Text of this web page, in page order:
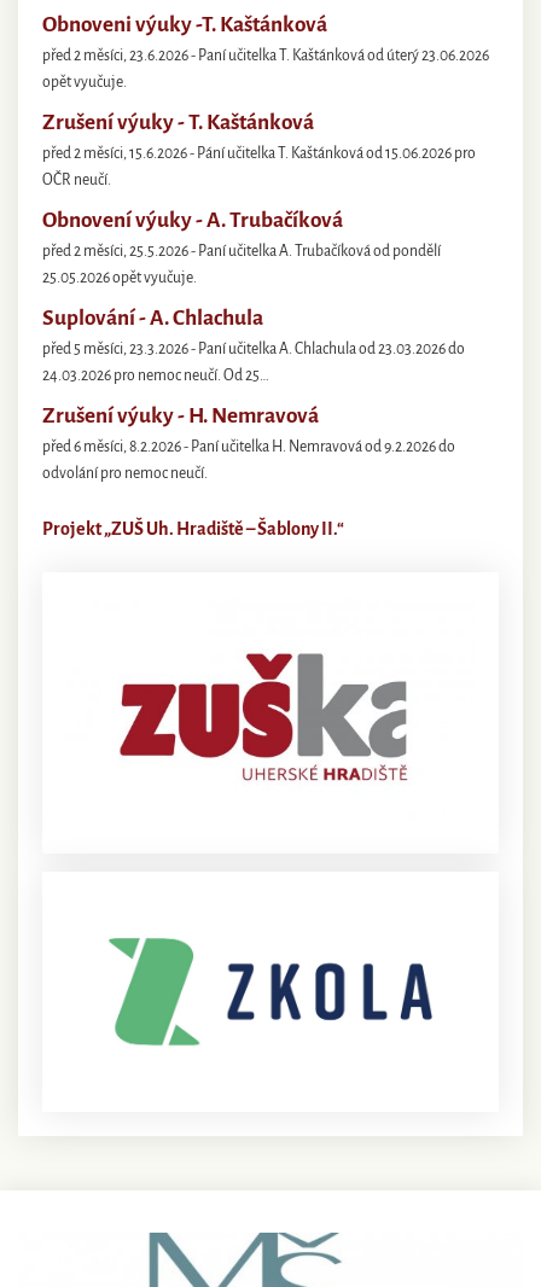
Obnoveni výuky -T. Kaštánková
před 2 měsíci, 23.6.2026 - Paní učitelka T. Kaštánková od úterý 23.06.2026
opět vyučuje.
Zrušení výuky - T. Kaštánková
před 2 měsíci, 15.6.2026 - Pání učitelka T. Kaštánková od 15.06.2026 pro
OČR neučí.
Obnovení výuky - A. Trubačíková
před 2 měsíci, 25.5.2026 - Paní učitelka A. Trubačíková od pondělí
25.05.2026 opět vyučuje.
Suplování - A. Chlachula
před 5 měsíci, 23.3.2026 - Paní učitelka A. Chlachula od 23.03.2026 do
24.03.2026 pro nemoc neučí. Od 25…
Zrušení výuky - H. Nemravová
před 6 měsíci, 8.2.2026 - Paní učitelka H. Nemravová od 9.2.2026 do
odvolání pro nemoc neučí.
Projekt „ZUŠ Uh. Hradiště – Šablony II.“